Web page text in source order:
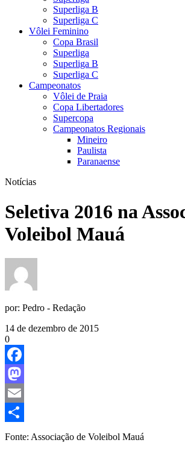
Superliga B
Superliga C
Vôlei Feminino
Copa Brasil
Superliga
Superliga B
Superliga C
Campeonatos
Vôlei de Praia
Copa Libertadores
Supercopa
Campeonatos Regionais
Mineiro
Paulista
Paranaense
Notícias
Seletiva 2016 na
Voleibol Mauá
por: Pedro - Redação
14 de dezembro de 2015
0
Facebook
Mastodon
Email
Share
Fonte: Associação de Voleibol Mauá